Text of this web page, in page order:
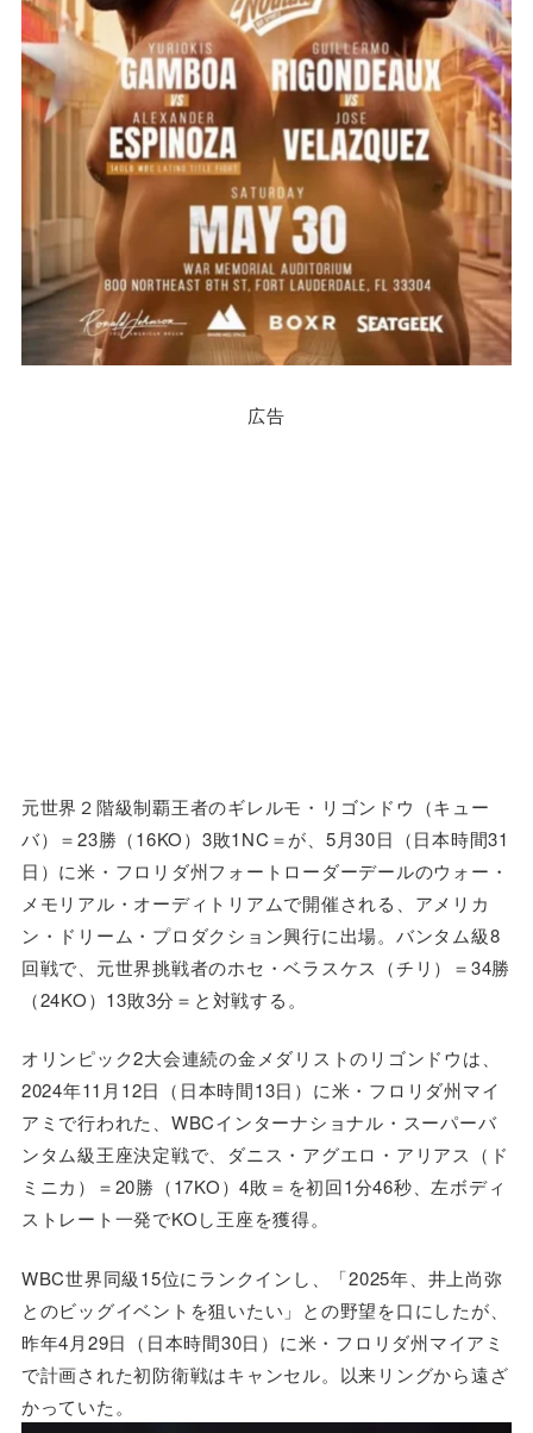
広告
元世界２階級制覇王者のギレルモ・リゴンドウ（キュー
バ）＝23勝（16KO）3敗1NC＝が、5月30日（日本時間31
日）に米・フロリダ州フォートローダーデールのウォー・
メモリアル・オーディトリアムで開催される、アメリカ
ン・ドリーム・プロダクション興行に出場。バンタム級8
回戦で、元世界挑戦者のホセ・ベラスケス（チリ）＝34勝
（24KO）13敗3分＝と対戦する。
オリンピック2大会連続の金メダリストのリゴンドウは、
2024年11月12日（日本時間13日）に米・フロリダ州マイ
アミで行われた、WBCインターナショナル・スーパーバ
ンタム級王座決定戦で、ダニス・アグエロ・アリアス（ド
ミニカ）＝20勝（17KO）4敗＝を初回1分46秒、左ボディ
ストレート一発でKOし王座を獲得。
WBC世界同級15位にランクインし、「2025年、井上尚弥
とのビッグイベントを狙いたい」との野望を口にしたが、
昨年4月29日（日本時間30日）に米・フロリダ州マイアミ
で計画された初防衛戦はキャンセル。以来リングから遠ざ
かっていた。